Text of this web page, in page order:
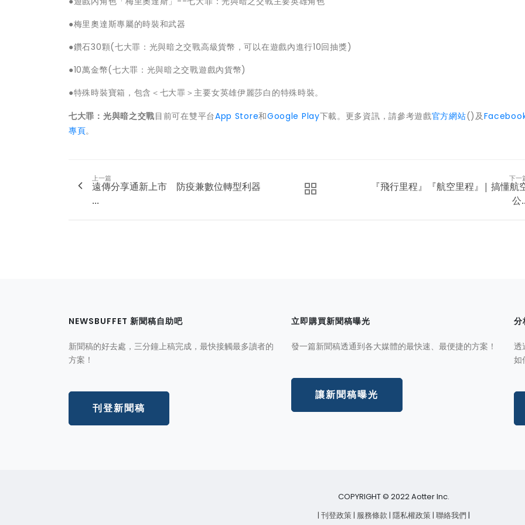
●梅里奧達斯專屬的時裝和武器
●鑽石30顆(七大罪：光與暗之交戰高級貨幣，可以在遊戲內進行10回抽獎)
●10萬金幣(七大罪：光與暗之交戰遊戲內貨幣)
●特殊時裝寶箱，包含＜七大罪＞主要女英雄伊麗莎白的特殊時裝。
七大罪：光與暗之交戰目前可在雙平台App Store和Google Play下載。更多資訊，請參考遊戲官方網站()及
專頁。
上一篇
遠傳分享通新上市 防疫兼數位轉型利器
...
下一
『飛行里程』『航空里程』| 搞懂航
公
NEWSBUFFET 新聞稿自助吧
新聞稿的好去處，三分鐘上稿完成，最快接觸最多讀者的
方案！
刊登新聞稿
立即購買新聞稿曝光
發一篇新聞稿透通到各大媒體的最快速、最便捷的方案！
讓新聞稿曝光
分
透
如
COPYRIGHT © 2022 Aotter Inc.
| 刊登政策| 服務條款| 隱私權政策| 聯絡我們 |